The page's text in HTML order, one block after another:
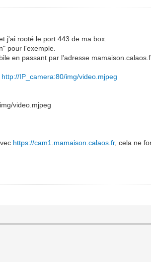
j'ai rooté le port 443 de ma box.
pour l'exemple.
en passant par l'adresse
http://IP_camera:80/img/video.mjpeg
video.mjpeg
https://cam1.mamaison.calaos.fr, cela ne